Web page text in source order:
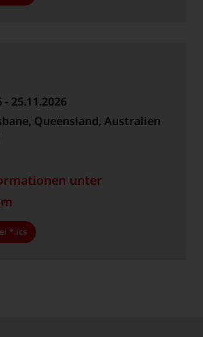
- 25.11.2026
Queensland, Australien
unter
*.ics